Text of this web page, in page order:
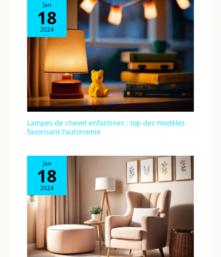
Jan
18
2024
Lampes de chevet enfantines : top des modèles
favorisant l’autonomie
Jan
18
2024